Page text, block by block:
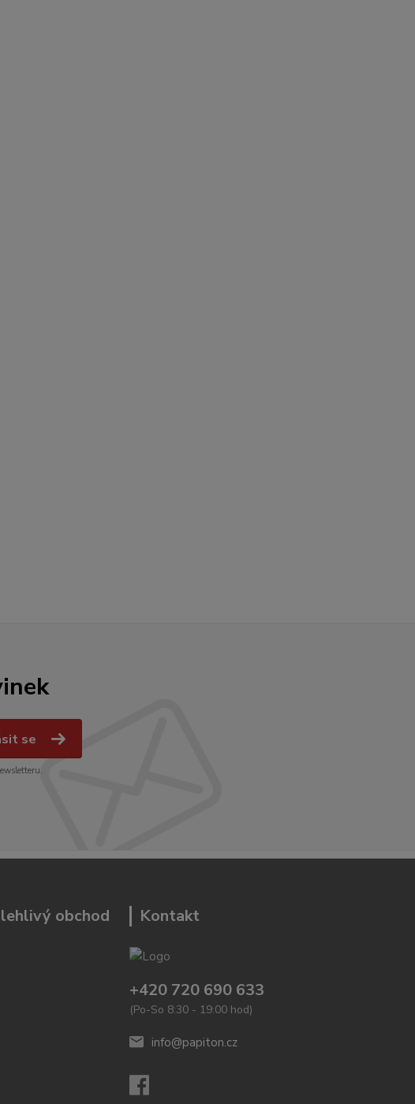
se
obchod Kontakt
+420 720 690 633
(Po-So 8:30 - 19:00 hod)
info@papiton.cz